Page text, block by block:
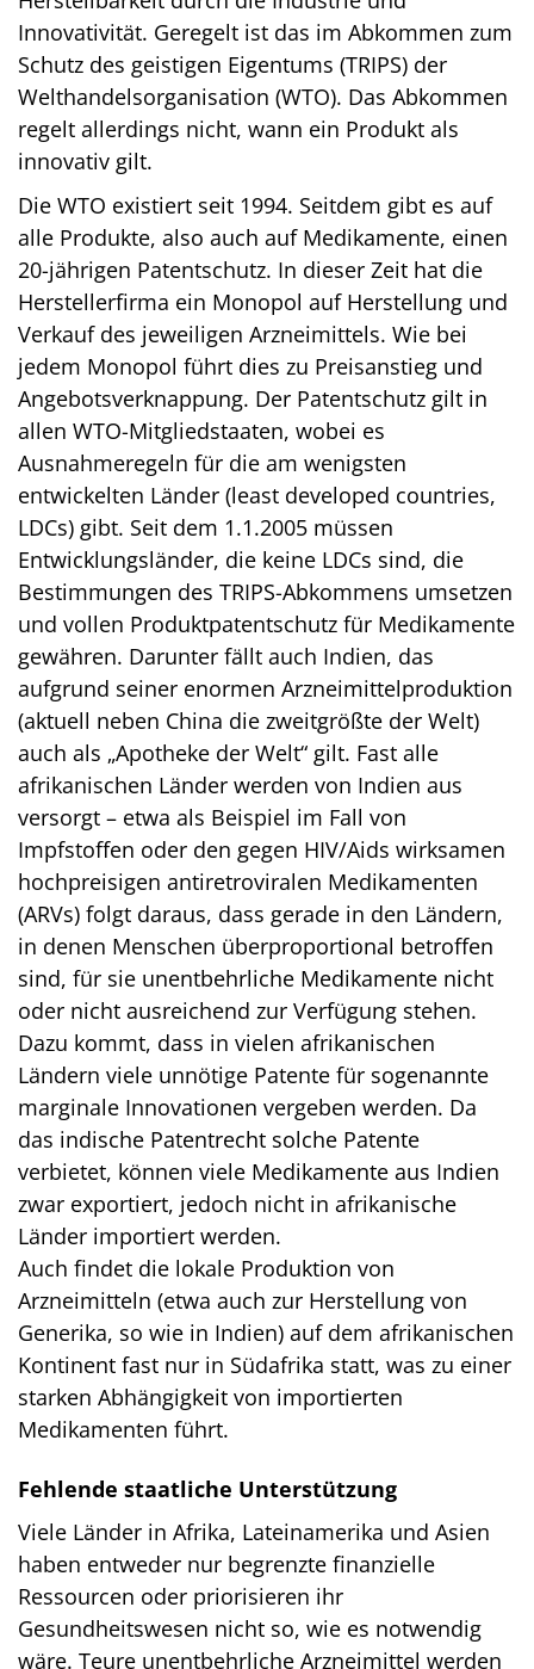
Innovativität. Geregelt ist das im Abkommen zum
Schutz des geistigen Eigentums (TRIPS) der
Welthandelsorganisation (WTO). Das Abkommen
regelt allerdings nicht, wann ein Produkt als
innovativ gilt.
Die WTO existiert seit 1994. Seitdem gibt es auf
alle Produkte, also auch auf Medikamente, einen
20-jährigen Patentschutz. In dieser Zeit hat die
Herstellerfirma ein Monopol auf Herstellung und
Verkauf des jeweiligen Arzneimittels. Wie bei
jedem Monopol führt dies zu Preisanstieg und
Angebotsverknappung. Der Patentschutz gilt in
allen WTO-Mitgliedstaaten, wobei es
Ausnahmeregeln für die am wenigsten
entwickelten Länder (least developed countries,
LDCs) gibt. Seit dem 1.1.2005 müssen
Entwicklungsländer, die keine LDCs sind, die
Bestimmungen des TRIPS-Abkommens umsetzen
und vollen Produktpatentschutz für Medikamente
gewähren. Darunter fällt auch Indien, das
aufgrund seiner enormen Arzneimittelproduktion
(aktuell neben China die zweitgrößte der Welt)
auch als „Apotheke der Welt“ gilt. Fast alle
afrikanischen Länder werden von Indien aus
versorgt – etwa als Beispiel im Fall von
Impfstoffen oder den gegen HIV/Aids wirksamen
hochpreisigen antiretroviralen Medikamenten
(ARVs) folgt daraus, dass gerade in den Ländern,
in denen Menschen überproportional betroffen
sind, für sie unentbehrliche Medikamente nicht
oder nicht ausreichend zur Verfügung stehen.
Dazu kommt, dass in vielen afrikanischen
Ländern viele unnötige Patente für sogenannte
marginale Innovationen vergeben werden. Da
das indische Patentrecht solche Patente
verbietet, können viele Medikamente aus Indien
zwar exportiert, jedoch nicht in afrikanische
Länder importiert werden.
Auch findet die lokale Produktion von
Arzneimitteln (etwa auch zur Herstellung von
Generika, so wie in Indien) auf dem afrikanischen
Kontinent fast nur in Südafrika statt, was zu einer
starken Abhängigkeit von importierten
Medikamenten führt.
Fehlende staatliche Unterstützung
Viele Länder in Afrika, Lateinamerika und Asien
haben entweder nur begrenzte finanzielle
Ressourcen oder priorisieren ihr
Gesundheitswesen nicht so, wie es notwendig
wäre. Teure unentbehrliche Arzneimittel werden